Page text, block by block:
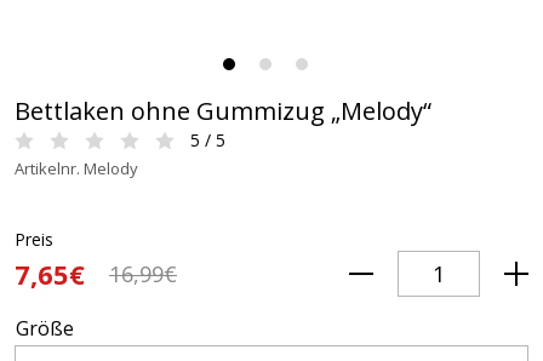
Bettlaken ohne Gummizug „Melody“
5 / 5
Artikelnr. Melody
Preis
7,65€ 16,99€
Größe